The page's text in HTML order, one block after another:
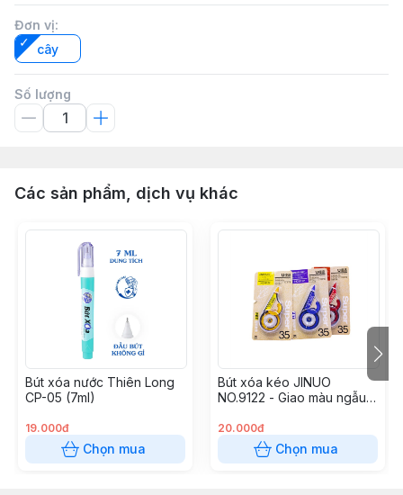
Đơn vị:
cây
Số lượng
Các sản phẩm, dịch vụ khác
Bút xóa nước Thiên Long
CP-05 (7ml)
19.000đ
Chọn mua
Bút xóa kéo JINUO
NO.9122 - Giao màu ngẫu
20.000đ
Chọn mua